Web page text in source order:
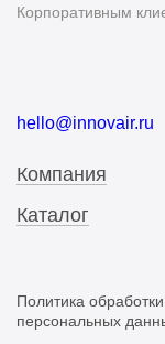
Корпоративным
hello@innovair.ru
Компания
Каталог
Политика обработки
персональных